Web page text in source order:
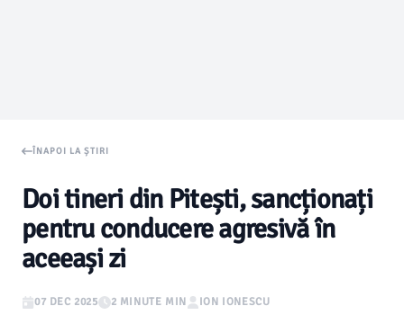
ÎNAPOI LA ȘTIRI
Doi tineri din Pitești, sancționați
pentru conducere agresivă în
aceeași zi
07 DEC 2025 2 MINUTE MIN ION IONESCU